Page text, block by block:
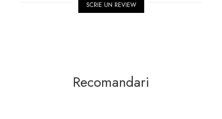
SCRIE UN REVIEW
Recomandari